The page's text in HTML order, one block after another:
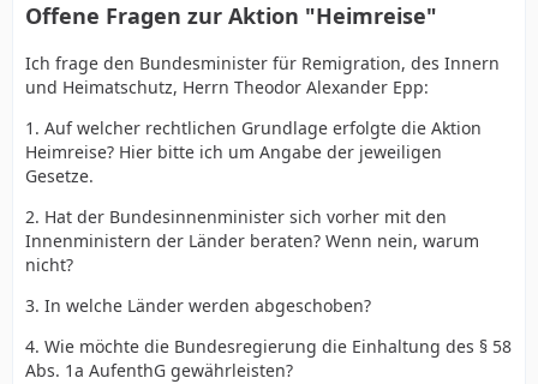
Offene Fragen zur Aktion "Heimreise"
Ich frage den Bundesminister für Remigration, des Innern
und Heimatschutz, Herrn Theodor Alexander Epp:
1. Auf welcher rechtlichen Grundlage erfolgte die Aktion
Heimreise? Hier bitte ich um Angabe der jeweiligen
Gesetze.
2. Hat der Bundesinnenminister sich vorher mit den
Innenministern der Länder beraten? Wenn nein, warum
nicht?
3. In welche Länder werden abgeschoben?
4. Wie möchte die Bundesregierung die Einhaltung des § 58
Abs. 1a AufenthG gewährleisten?